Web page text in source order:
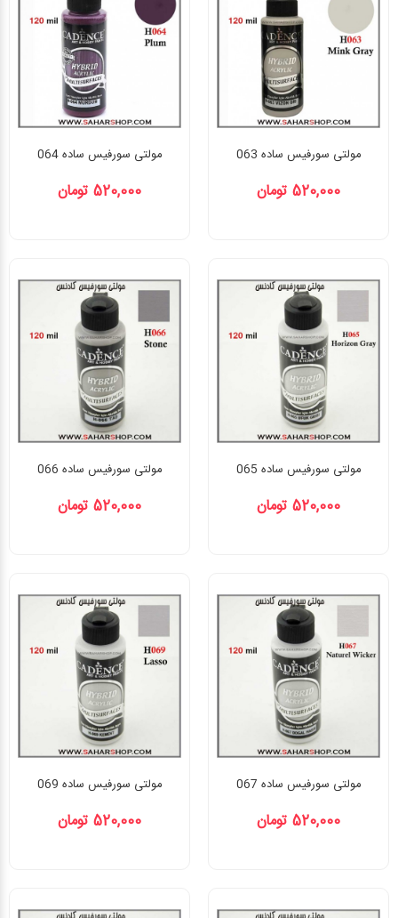
مولتی سورفیس ساده 063
520,000 تومان
مولتی سورفیس ساده 064
520,000 تومان
مولتی سورفیس ساده 065
520,000 تومان
مولتی سورفیس ساده 066
520,000 تومان
مولتی سورفیس ساده 067
520,000 تومان
مولتی سورفیس ساده 069
520,000 تومان